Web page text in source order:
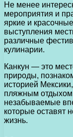
Не менее
мероприятия и
яркие и
выступления
различные
кулинарии.
Канкун — это
природы,
историей
пляжным
незабываемые
которые оставят
жизнь.